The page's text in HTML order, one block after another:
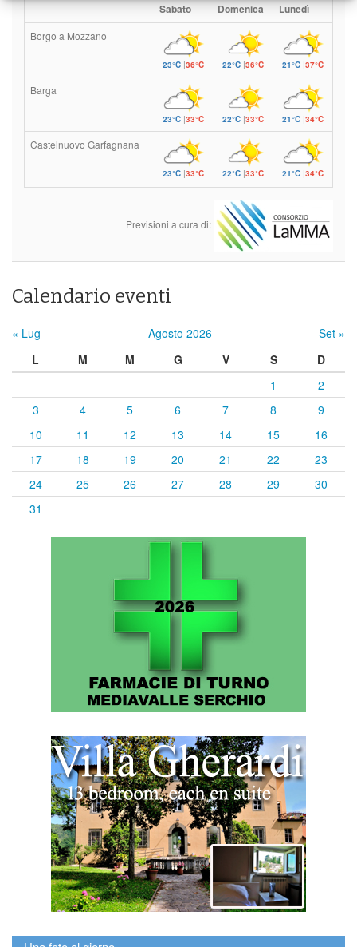
Sabato Domenica Lunedì
Borgo a Mozzano
23°C|36°C 22°C|36°C 21°C |37°C
Barga
23°C|33°C 22°C|33°C 21°C |34°C
Castelnuovo Garfagnana
23°C|33°C 22°C|33°C 21°C |34°C
Previsioni a cura di:
Calendario eventi
« Lug Agosto 2026
Set »
L
M M G V S
D
1
2
3
4 5 6 7 8
9
10
11 12 13 14 15
16
17
18 19 20 21 22
23
24
25 26 27 28 29
30
31